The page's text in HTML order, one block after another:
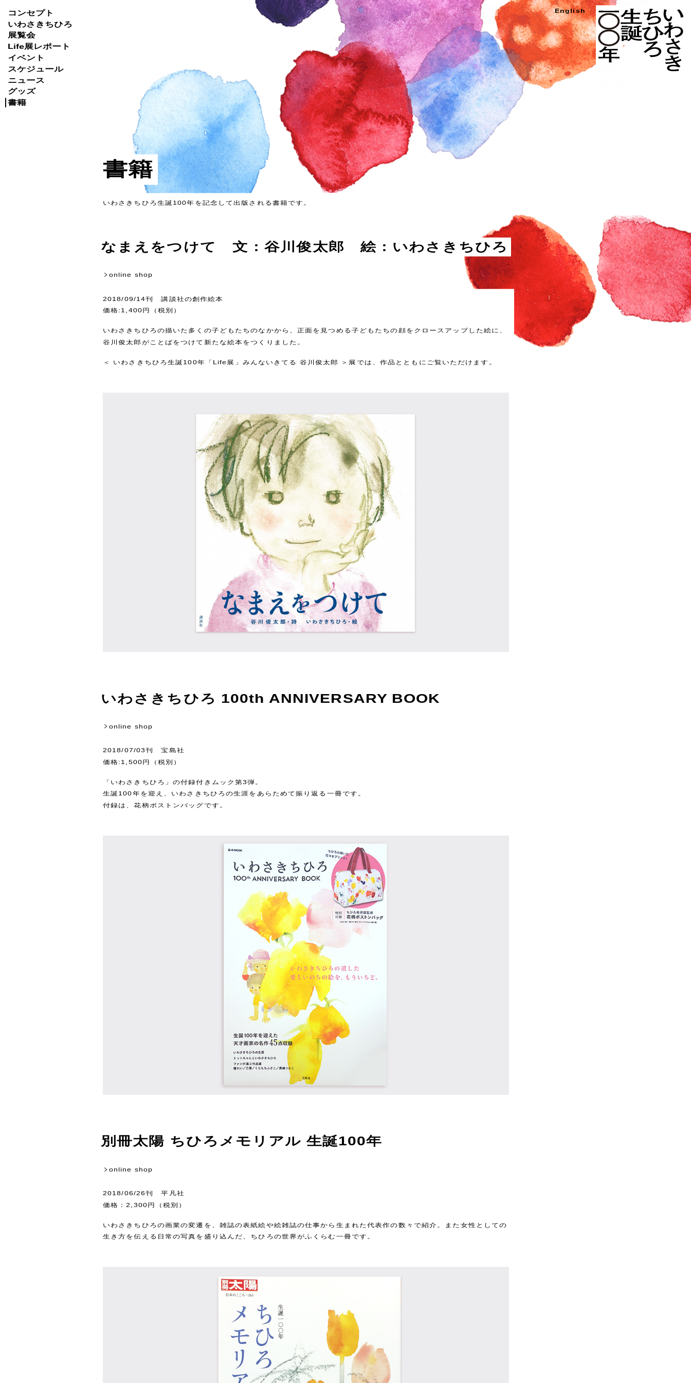
to
content
い
わ
さ
き
ち
ひ
ろ
生
誕
100
English
コンセプト
いわさきちひろ
展覧会
Life展レポート
イベント
スケジュール
ニュース
グッズ
書籍
書籍
いわさきちひろ生誕100年を記念して出版される書籍です。
なまえをつけて 文：谷川俊太郎 絵：いわさきちひろ
online shop
2018/09/14刊 講談社の創作絵本
価格:1,400円（税別）
いわさきちひろの描いた多くの子どもたちのなかから、正面を見つめる子どもたちの顔をクロースアップした絵に、
谷川俊太郎がことばをつけて新たな絵本をつくりました。
＜ いわさきちひろ生誕100年「Life展」みんないきてる 谷川俊太郎 ＞展では、作品とともにご覧いただけます。
いわさきちひろ 100th ANNIVERSARY BOOK
online shop
2018/07/03刊 宝島社
価格:1,500円（税別）
「いわさきちひろ」の付録付きムック第3弾。
生誕100年を迎え、いわさきちひろの生涯をあらためて振り返る一冊です。
付録は、花柄ボストンバッグです。
別冊太陽 ちひろメモリアル 生誕100年
online shop
2018/06/26刊 平凡社
価格：2,300円（税別）
いわさきちひろの画業の変遷を、雑誌の表紙絵や絵雑誌の仕事から生まれた代表作の数々で紹介。また女性としての
生き方を伝える日常の写真を盛り込んだ、ちひろの世界がふくらむ一冊です。